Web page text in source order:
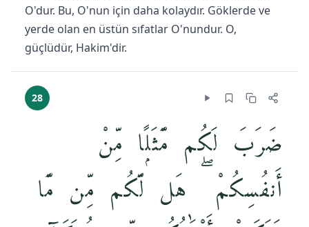
O'dur. Bu, O'nun için daha kolaydır. Göklerde ve
yerde olan en üstün sıfatlar O'nundur. O,
güçlüdür, Hakim'dir.
28
ضَرَبَ لَكُم مَّثَلًۭا مِّنْ
أَنفُسِكُمْ ۖ هَل لَّكُم مِّن مَّا